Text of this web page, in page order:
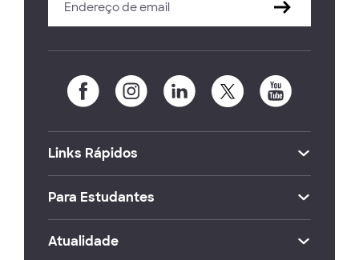
Links Rápidos
Para Estudantes
Atualidade